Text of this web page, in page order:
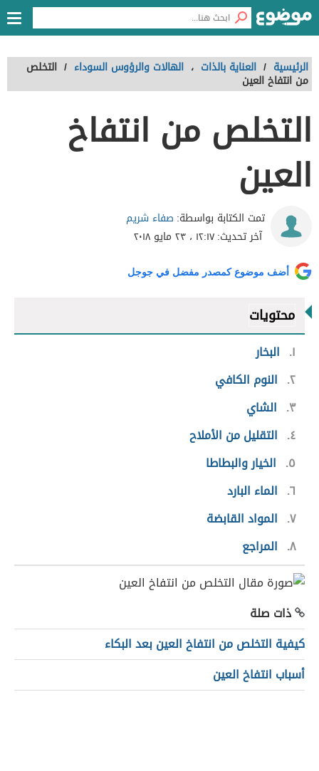
الرئيسية / العناية بالذات ، الهالات والرؤوس السوداء / التخلص
من انتفاخ العين
التخلص من انتفاخ
العين
تمت الكتابة بواسطة: صفاء شريم
آخر تحديث:١٢:١٧ ، ٢٣ مايو ٢٠١٨
أضف موضوع كمصدر مفضل في جوجل
محتويات
١
البخار
٢ النوم الكافي
٣
الشاي
٤
التقليل من الأملاح
٥
الخيار والبطاطا
٦ الماء البارد
٧ المواد القابضة
٨ المراجع
ذات صلة
كيفية التخلص من انتفاخ العين بعد البكاء
أسباب انتفاخ العين